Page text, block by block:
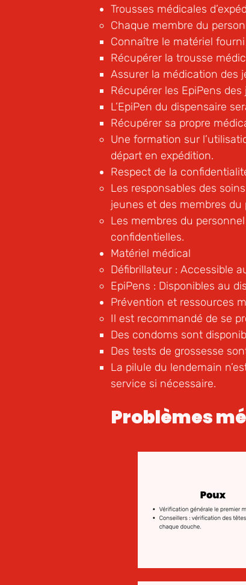
Trousses médicales
Chaque membre du
Connaître le matériel
Récupérer la trousse
Assurer la médication des
Récupérer les EpiPens
L’EpiPen du dispensaire
Récupérer sa propre
Une formation sur
départ en expédition.
Respect de la
Les responsables des
jeunes et des membres
Les membres du
confidentielles.
Matériel médical
Défibrillateur : Accessible
EpiPens : Disponibles au
Prévention et ressources
Il est recommandé de se
Des condoms sont
Des tests de grossesse
La pilule du lendemain
service si nécessaire.
Problèmes